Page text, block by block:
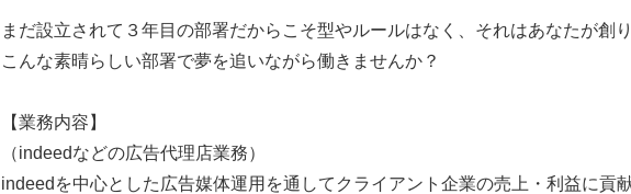
まだ設立されて３年目の部署だからこそ型やルールはなく、それはあなたが創り
こんな素晴らしい部署で夢を追いながら働きませんか？
【業務内容】
（indeedなどの広告代理店業務）
indeedを中心とした広告媒体運用を通してクライアント企業の売上・利益に貢